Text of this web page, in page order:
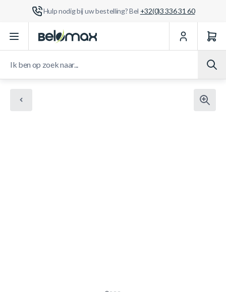
Hulp nodig bij uw bestelling? Bel +32(0)3 336 31 60
Ga naar de inhoud